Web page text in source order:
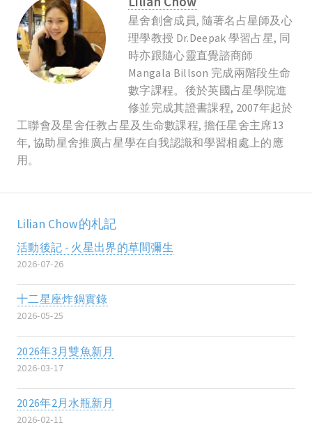
星舍創會成員, 隨著名占星師及心
理學教授 Dr.Deepak 學習占星, 同
時亦跟隨心靈直覺諮商師
Mangala Billson 完成兩階段生命
數字課程。後於英國占星學院進
修並完成其證書課程, 2007年起於
工聯會及星舍任教占星及生命數課程, 擔任星舍主席13
年, 協助星舍推廣占星學在自我認識和學習相處上的應
用。
Lilian Chow的札記
活動後記 - 火星出界的草間彌生
2026-07-26
十二星座炸鍋實錄
2026-05-25
2026年3月雙魚新月
2026-03-17
2026年2月水瓶新月
2026-02-11